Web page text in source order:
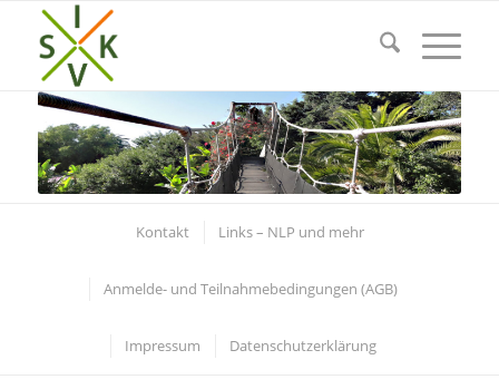
Kontakt Links – NLP und mehr
Anmelde- und Teilnahmebedingungen (AGB)
Impressum Datenschutzerklärung